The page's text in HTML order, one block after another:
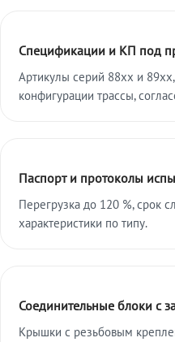
Спецификации и КП под
Артикулы серий 88xx и
конфигурации трассы,
Паспорт и протоколы
Перегрузка до 120 %, срок
характеристики по типу.
Соединительные блоки с
Крышки с резьбовым